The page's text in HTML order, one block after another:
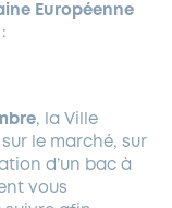
Européenne
:
, la Ville
le marché, sur
d’un bac à
vous